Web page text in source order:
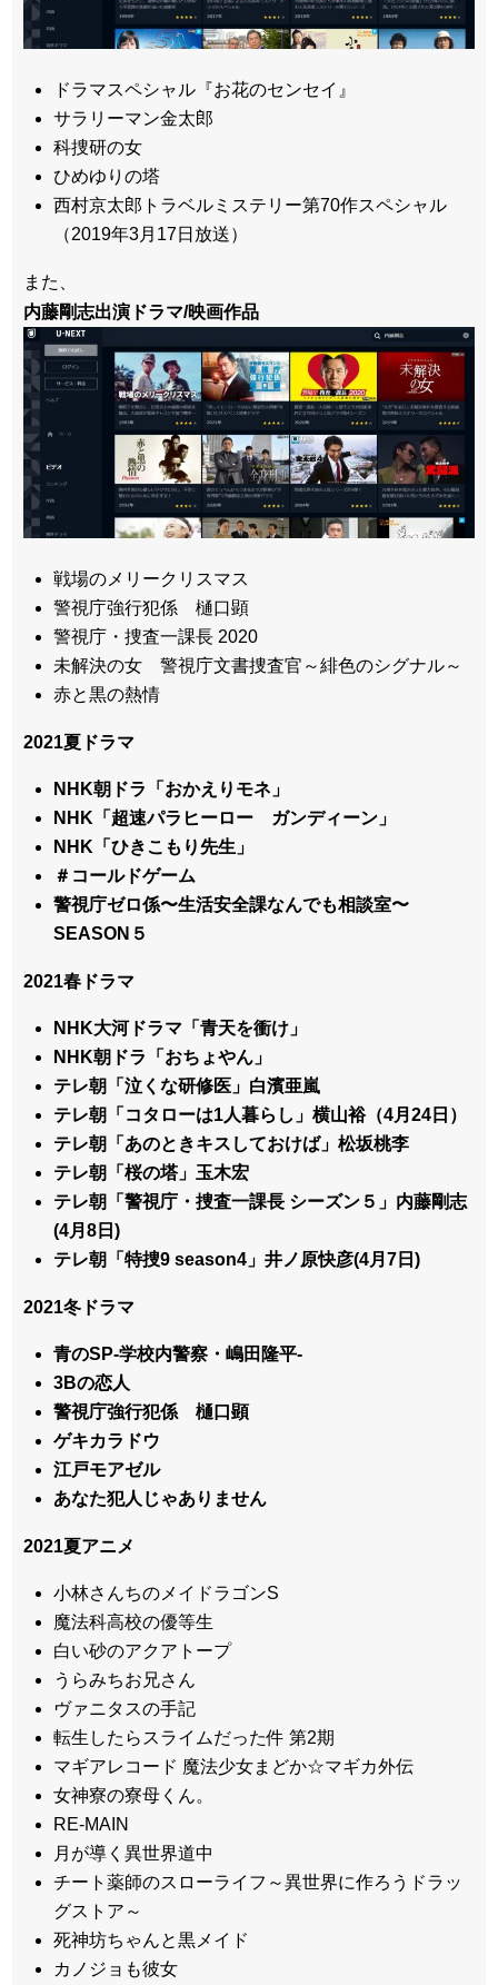
ドラマスペシャル『お花のセンセイ』
サラリーマン金太郎
科捜研の女
ひめゆりの塔
西村京太郎トラベルミステリー第70作スペシャル
（2019年3月17日放送）
また、
内藤剛志出演ドラマ/映画作品
戦場のメリークリスマス
警視庁強行犯係 樋口顕
警視庁・捜査一課長 2020
未解決の女 警視庁文書捜査官～緋色のシグナル～
赤と黒の熱情
2021夏ドラマ
NHK朝ドラ「おかえりモネ」
NHK「超速パラヒーロー ガンディーン」
NHK「ひきこもり先生」
＃コールドゲーム
警視庁ゼロ係〜生活安全課なんでも相談室〜
SEASON５
2021春ドラマ
NHK大河ドラマ「青天を衝け」
NHK朝ドラ「おちょやん」
テレ朝「泣くな研修医」白濱亜嵐
テレ朝「コタローは1人暮らし」横山裕（4月24日）
テレ朝「あのときキスしておけば」松坂桃李
テレ朝「桜の塔」玉木宏
テレ朝「警視庁・捜査一課長 シーズン５」内藤剛志
(4月8日)
テレ朝「特捜9 season4」井ノ原快彦(4月7日)
2021冬ドラマ
青のSP-学校内警察・嶋田隆平-
3Bの恋人
警視庁強行犯係 樋口顕
ゲキカラドウ
江戸モアゼル
あなた犯人じゃありません
2021夏アニメ
小林さんちのメイドラゴンS
魔法科高校の優等生
白い砂のアクアトープ
うらみちお兄さん
ヴァニタスの手記
転生したらスライムだった件 第2期
マギアレコード 魔法少女まどか☆マギカ外伝
女神寮の寮母くん。
RE-MAIN
月が導く異世界道中
チート薬師のスローライフ～異世界に作ろうドラッ
グストア～
死神坊ちゃんと黒メイド
カノジョも彼女